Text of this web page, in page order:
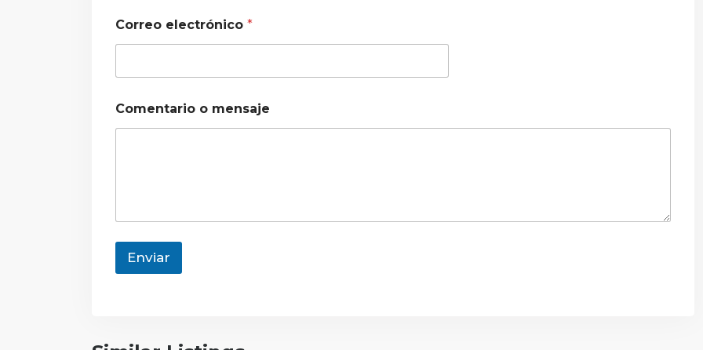
Correo electrónico *
Comentario o mensaje
Enviar